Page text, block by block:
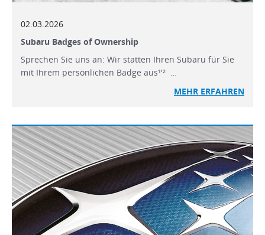
02.03.2026
Subaru Badges of Ownership
Sprechen Sie uns an: Wir statten Ihren Subaru für Sie
mit Ihrem persönlichen Badge aus¹'² …
MEHR ERFAHREN